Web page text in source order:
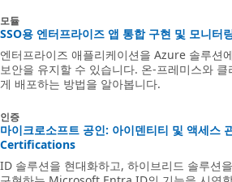
모듈
SSO용 엔터프라이즈 앱 통합 구현 및 모니터
엔터프라이즈 애플리케이션을 Azure 솔루션
보안을 유지할 수 있습니다. 온-프레미스와
게 배포하는 방법을 알아봅니다.
인증
마이크로소프트 공인: 아이덴티티 및 액세스
Certifications
ID 솔루션을 현대화하고, 하이브리드 솔루션